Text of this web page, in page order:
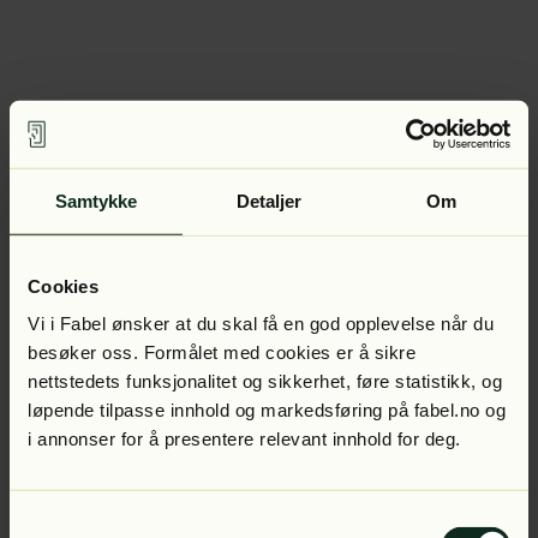
Samtykke Detaljer Om
Cookies
Vi i Fabel ønsker at du skal få en god opplevelse når du
besøker oss. Formålet med cookies er å sikre
nettstedets funksjonalitet og sikkerhet, føre statistikk, og
løpende tilpasse innhold og markedsføring på fabel.no og
i annonser for å presentere relevant innhold for deg.